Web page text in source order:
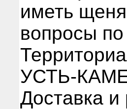
иметь
вопросы
УСТЬ-
Доставка и